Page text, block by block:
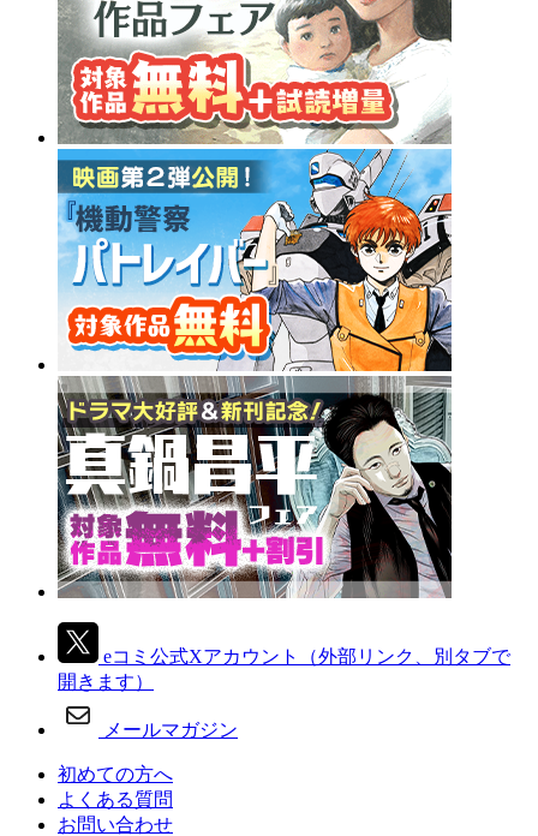
eコミ公式Xアカウント
（外部リンク、別タブで
開きます）
メールマガジン
初めての方へ
よくある質問
お問い合わせ